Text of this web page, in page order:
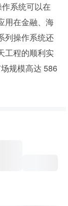
系统可以在
用在金融、海
列操作系统还
工程的顺利实
规模高达 586